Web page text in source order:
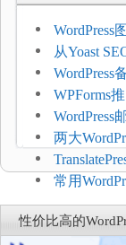
WordPress
Imagify、
从Yoast
换前检查
WordPress
和主机自
WPForms
系人自动
WordPress
FluentSMT
两大
哪个好
常用
One SEO
性价比高的